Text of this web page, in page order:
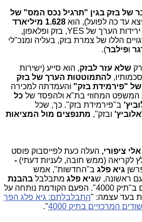
בזק בגין "תרגיל נכס המס" של
עד כה לפועל), הוא
1.628 מיליארד
(!). זאת, ללא חישוב ירידות הערך של YES, בזק ופלאפון,
הללו של צמרת בזק, בעליה ומנכ"לי
ופילבר).
שלא עזר לבזק, הוא סייע (ישירות
להתמוטטות הערך של בזק
"פירמידת בזק" והעמדתה למכירה
המשפט המחוזי בת"א ולהפסד של כל
ב"פירמידת בזק". כך, שכל
אלוביץ' ובזק", מתנפצים מול המציאות
אלי ציפורי, העלה כעת לפייסבוק פוסט
לקריאה (ממש חובה, לעניות דעתי) -
גיא פלג ב"החדשות", אמש
פעם ראשונה, שגיא פלג מתבלבל בהבנת
הקיימים ב"תיק 4000". הפעם הקודמת נותחה על
בעד עצמה: "התבלבלתם: גיא פלג הפך
המרכזיים בתיק 4000
".